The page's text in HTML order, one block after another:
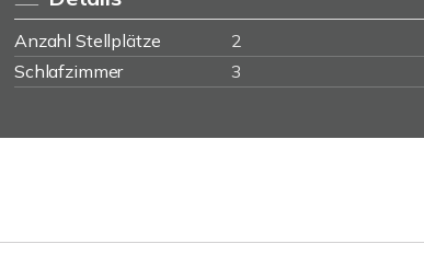
Anzahl Stellplätze 2
Schlafzimmer
3